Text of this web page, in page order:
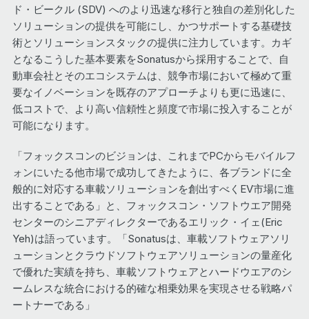
ド・ビークル (SDV) へのより迅速な移行と独自の差別化した
ソリューションの提供を可能にし、かつサポートする基礎技
術とソリューションスタックの提供に注力しています。カギ
となるこうした基本要素をSonatusから採用することで、自
動車会社とそのエコシステムは、競争市場において極めて重
要なイノベーションを既存のアプローチよりも更に迅速に、
低コストで、より高い信頼性と頻度で市場に投入することが
可能になります。
「フォックスコンのビジョンは、これまでPCからモバイルフ
ォンにいたる他市場で成功してきたように、各ブランドに全
般的に対応する車載ソリューションを創出すべくEV市場に進
出することである」と、フォックスコン・ソフトウエア開発
センターのシニアディレクターであるエリック・イェ(Eric
Yeh)は語っています。「Sonatusは、車載ソフトウェアソリ
ューションとクラウドソフトウェアソリューションの量産化
で優れた実績を持ち、車載ソフトウェアとハードウエアのシ
ームレスな統合における的確な相乗効果を実現させる戦略パ
ートナーである」